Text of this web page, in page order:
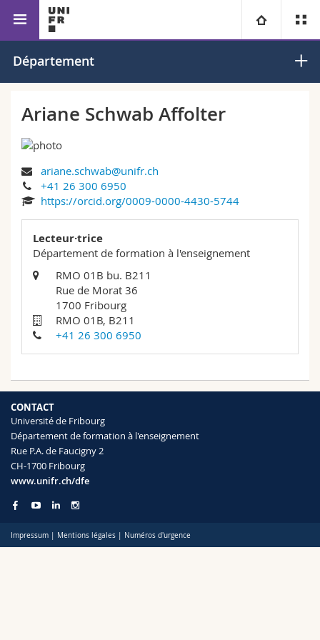
Université
Campus
Recherche
Formation continue
Droit
Lettres et sciences humaines
Sciences de l'éducation et de la formation
Sciences et médecine
Vous êtes
Futurs étudiants
Médias
Chercheurs
Collaborateurs
Ressources
Plan d'accès
Bibliothèques
Webmail
MyUnifr
Faculté des sciences de
l’éducation et de la formation
Département de formation
Département
Ariane Schwab Affolter
ariane.schwab@unifr.ch
+41 26 300 6950
https://orcid.org/0009-0000-4430-5744
Lecteur·trice
Département de formation à l'enseignement
RMO 01B bu. B211
Rue de Morat 36
1700 Fribourg
RMO 01B, B211
+41 26 300 6950
CONTACT
Université de Fribourg
Département de formation à l'enseignement
Rue P.A. de Faucigny 2
CH-1700 Fribourg
www.unifr.ch/dfe
Impressum | Mentions légales | Numéros d'urgence